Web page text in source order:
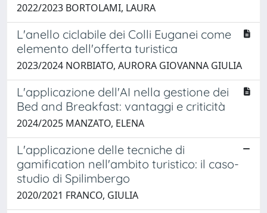
2022/2023 BORTOLAMI, LAURA
L'anello ciclabile dei Colli Euganei come
elemento dell'offerta turistica
2023/2024 NORBIATO, AURORA GIOVANNA GIULIA
L'applicazione dell'AI nella gestione dei
Bed and Breakfast: vantaggi e criticità
2024/2025 MANZATO, ELENA
L'applicazione delle tecniche di
gamification nell'ambito turistico: il caso-
studio di Spilimbergo
2020/2021 FRANCO, GIULIA